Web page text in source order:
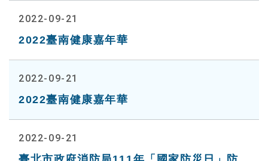
2022-09-21
2022臺南健康嘉年華
2022-09-21
2022臺南健康嘉年華
2022-09-21